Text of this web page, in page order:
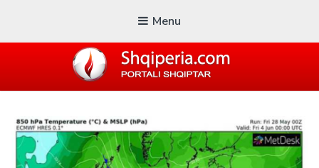
Menu
Blogu i ShqiperiaCom